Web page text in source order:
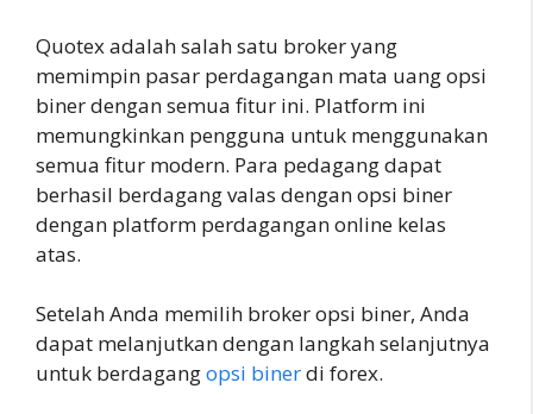
Quotex adalah salah satu broker yang
memimpin pasar perdagangan mata uang opsi
biner dengan semua fitur ini. Platform ini
memungkinkan pengguna untuk menggunakan
semua fitur modern. Para pedagang dapat
berhasil berdagang valas dengan opsi biner
dengan platform perdagangan online kelas
atas.
Setelah Anda memilih broker opsi biner, Anda
dapat melanjutkan dengan langkah selanjutnya
untuk berdagangopsi binerdi forex.